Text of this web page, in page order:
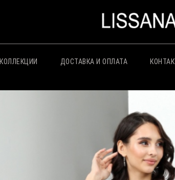
КОЛЛЕКЦИИ ДОСТАВКА И ОПЛАТА